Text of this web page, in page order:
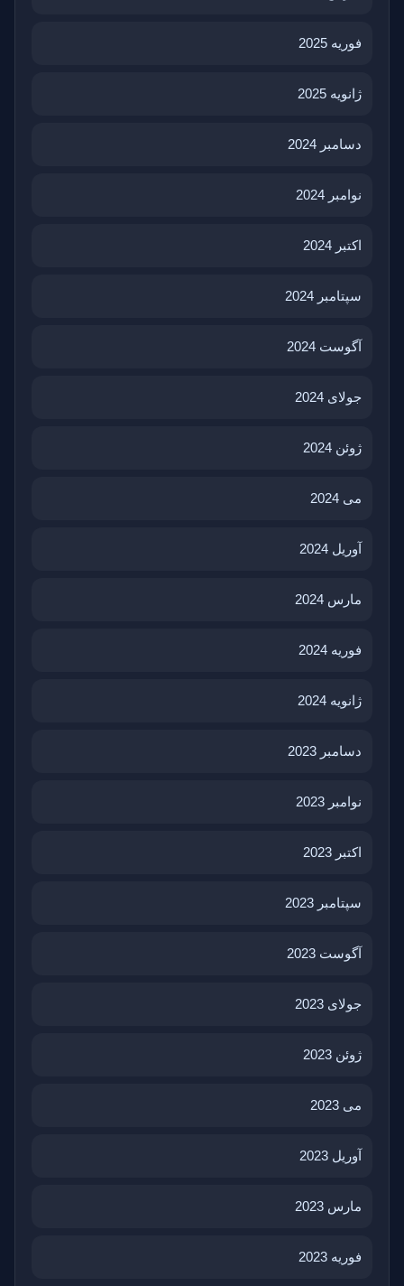
فوریه 2025
ژانویه 2025
دسامبر 2024
نوامبر 2024
اکتبر 2024
سپتامبر 2024
آگوست 2024
جولای 2024
ژوئن 2024
می 2024
آوریل 2024
مارس 2024
فوریه 2024
ژانویه 2024
دسامبر 2023
نوامبر 2023
اکتبر 2023
سپتامبر 2023
آگوست 2023
جولای 2023
ژوئن 2023
می 2023
آوریل 2023
مارس 2023
فوریه 2023